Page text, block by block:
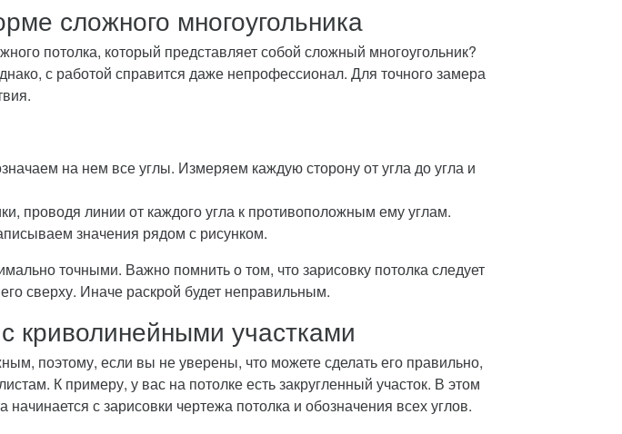
сложного многоугольника
потолка, который представляет собой сложный многоугольник?
с работой справится даже непрофессионал. Для точного замера
на нем все углы. Измеряем каждую сторону от угла до угла и
проводя линии от каждого угла к противоположным ему углам.
значения рядом с рисунком.
точными. Важно помнить о том, что зарисовку потолка следует
сверху. Иначе раскрой будет неправильным.
криволинейными участками
поэтому, если вы не уверены, что можете сделать его правильно,
К примеру, у вас на потолке есть закругленный участок. В этом
с зарисовки чертежа потолка и обозначения всех углов.